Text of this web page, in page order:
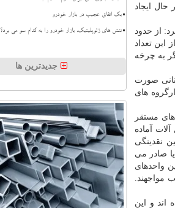
در حال ایجاد
از حدود
می گردند كه از این تعداد
و ۳۵۰ واحد صنعتی راكد باردیگر به چرخه
صورت
های
مستقر
آماده
نقدینگی
صادر می
واحدهای
مواجهند.
اند و این
بک اتفاق عجیب در بازار خودرو
تنش های ژئوپلیتیک، بازار خودرو را به کدام سو می برد؟
جدیدترین ها